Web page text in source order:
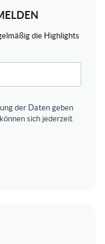
die Highlights
der Daten geben
können sich jederzeit